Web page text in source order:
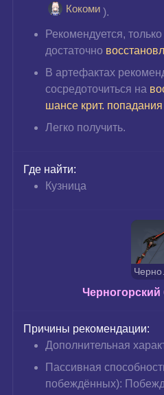
Кокоми ).
Рекомендуется,
достаточно
В артефактах
сосредоточиться на
шансе крит. попадания
Легко получить.
Где найти:
Кузница
Черногорский
Причины рекомендации:
Дополнительная
Пассивная
побеждённых):